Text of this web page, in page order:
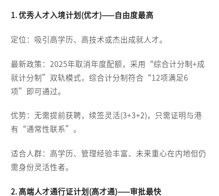
1. 优秀人才入境计划(优才)——自由度最高
定位：吸引高学历、高技术或杰出成就人才。
最新政策：2025年取消年度配额，采用“综合计分制+成
就计分制”双轨模式，综合计分制符合“12项满足6
项”即可通过。
优势：无需提前获聘，续签灵活(3+3+2)，只需证明与港
有“通常性联系”。
适合人群：高学历、管理经验丰富、未来重心在内地但仍
需身份灵活性者。
2. 高端人才通行证计划(高才通)——审批最快